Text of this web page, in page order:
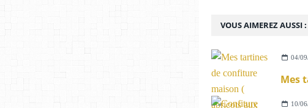
VOUS AIMEREZ AUSSI :
04/
10/